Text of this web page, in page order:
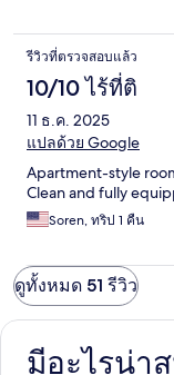
รีวิวที่ตรวจสอบแล้ว
10/10 ไร้ที่ติ
11 ธ.ค. 2025
แปลด้วย Google
Apartment-style
Clean and fully
Soren, ทริป 1 คืน
ดูทั้งหมด 51 รีวิว
มีอะไรน่า